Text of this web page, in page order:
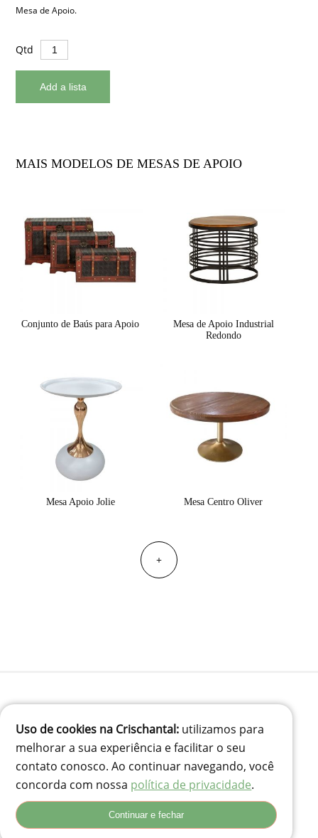
Mesa de Apoio.
Qtd
MAIS MODELOS DE MESAS DE APOIO
Conjunto de Baús para Apoio
Mesa de Apoio Industrial
Redondo
Mesa Apoio Jolie Mesa Centro Oliver
+
(41) 99834-3707
contato@crischantal.com.br
Rua Durval jungles 240 - Pinheirinho, Curitiba-PR
Rua Adolfo Corso, 74 - Santa Rita, Lages - SC, 88503-180
Uso de cookies na Crischantal: utilizamos para
melhorar a sua experiência e facilitar o seu
contato conosco. Ao continuar navegando, você
concorda com nossa política de privacidade.
Continuar e fechar